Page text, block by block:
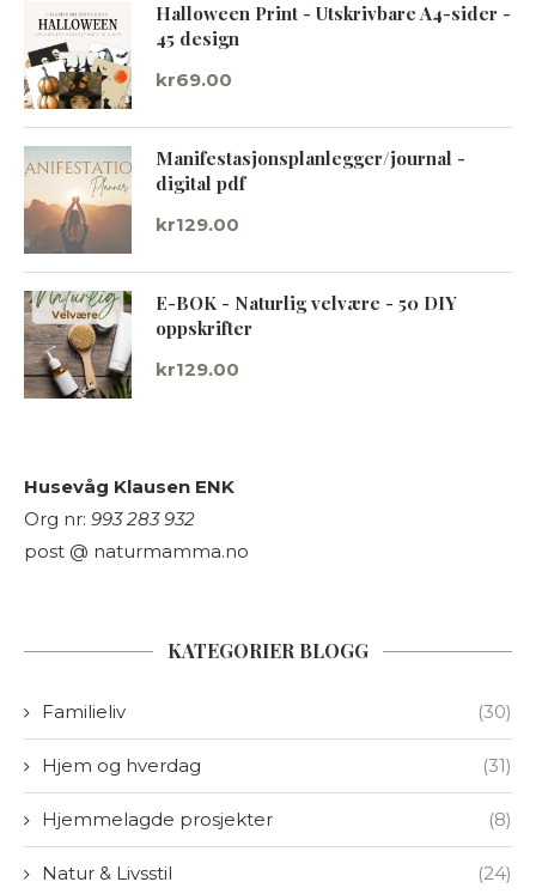
Halloween Print - Utskrivbare A4-sider -
45 design
kr69.00
Manifestasjonsplanlegger/journal -
digital pdf
kr129.00
E-BOK - Naturlig velvære - 50 DIY
oppskrifter
kr129.00
Husevåg Klausen ENK
Org nr: 993 283 932
post @ naturmamma.no
KATEGORIER BLOGG
Familieliv (30)
Hjem og hverdag (31)
Hjemmelagde prosjekter (8)
Natur & Livsstil (24)